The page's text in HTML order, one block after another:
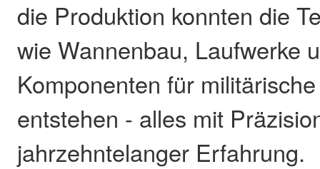
die Produktion konnten die
wie Wannenbau, Laufwerke
Komponenten für
entstehen - alles mit
jahrzehntelanger Erfahrung.